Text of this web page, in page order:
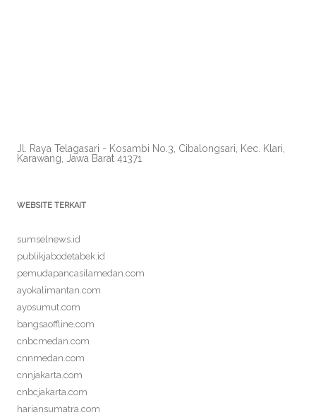
Jl. Raya Telagasari - Kosambi No.3, Cibalongsari, Kec. Klari,
Karawang, Jawa Barat 41371
WEBSITE TERKAIT
sumselnews.id
publikjabodetabek.id
pemudapancasilamedan.com
ayokalimantan.com
ayosumut.com
bangsaoffline.com
cnbcmedan.com
cnnmedan.com
cnnjakarta.com
cnbcjakarta.com
hariansumatra.com